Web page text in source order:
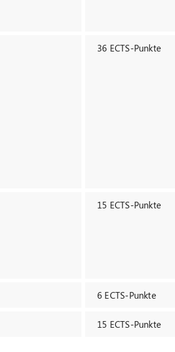
36 ECTS-Punkte
15 ECTS-Punkte
6 ECTS-Punkte
15 ECTS-Punkte